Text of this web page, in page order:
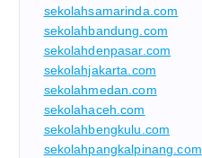
sekolahsamarinda.com
sekolahbandung.com
sekolahdenpasar.com
sekolahjakarta.com
sekolahmedan.com
sekolahaceh.com
sekolahbengkulu.com
sekolahpangkalpinang.com